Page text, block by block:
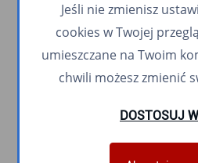
Jeśli nie zmienisz
cookies w Twojej
umieszczane na Twoim
chwili możesz zmienić
DOSTOSUJ